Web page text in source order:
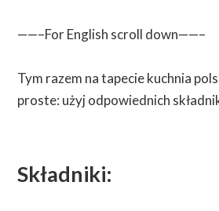
——–For English scroll down——–
Tym razem na tapecie kuchnia
proste: użyj odpowiednich
Składniki: